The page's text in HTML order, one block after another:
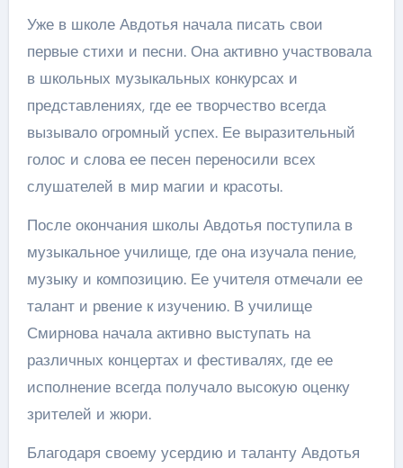
Уже в школе Авдотья начала писать свои
первые стихи и песни. Она активно участвовала
в школьных музыкальных конкурсах и
представлениях, где ее творчество всегда
вызывало огромный успех. Ее выразительный
голос и слова ее песен переносили всех
слушателей в мир магии и красоты.
После окончания школы Авдотья поступила в
музыкальное училище, где она изучала пение,
музыку и композицию. Ее учителя отмечали ее
талант и рвение к изучению. В училище
Смирнова начала активно выступать на
различных концертах и фестивалях, где ее
исполнение всегда получало высокую оценку
зрителей и жюри.
Благодаря своему усердию и таланту Авдотья